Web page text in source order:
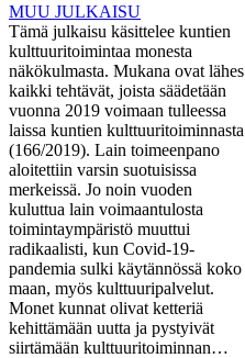
MUU JULKAISU
Tämä julkaisu käsittelee kuntien
kulttuuritoimintaa monesta
näkökulmasta. Mukana ovat lähes
kaikki tehtävät, joista säädetään
vuonna 2019 voimaan tulleessa
laissa kuntien kulttuuritoiminnasta
(166/2019). Lain toimeenpano
aloitettiin varsin suotuisissa
merkeissä. Jo noin vuoden
kuluttua lain voimaantulosta
toimintaympäristö muuttui
radikaalisti, kun Covid-19-
pandemia sulki käytännössä koko
maan, myös kulttuuripalvelut.
Monet kunnat olivat ketteriä
kehittämään uutta ja pystyivät
siirtämään kulttuuritoiminnan…